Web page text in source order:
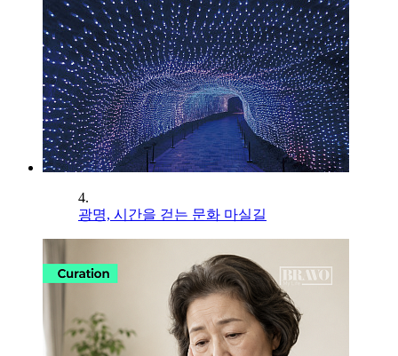
4.
광명, 시간을 걷는 문화 마실길